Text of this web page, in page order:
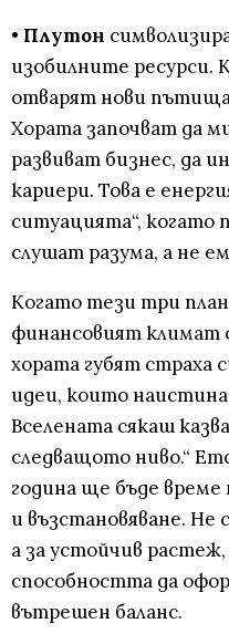
• Плутон
изобилните ресурси.
отварят нови
Хората започват да
развиват бизнес, да
кариери. Това е
ситуацията“, когато
слушат разума, а не
Когато тези три
финансовият климат
хората губят страха
идеи, които
Вселената сякаш
следващото ниво.“
година ще бъде
и възстановяване. Не
а за устойчив
способността да
вътрешен баланс.